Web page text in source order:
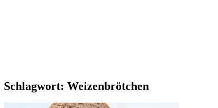
Schlagwort: Weizenbrötchen